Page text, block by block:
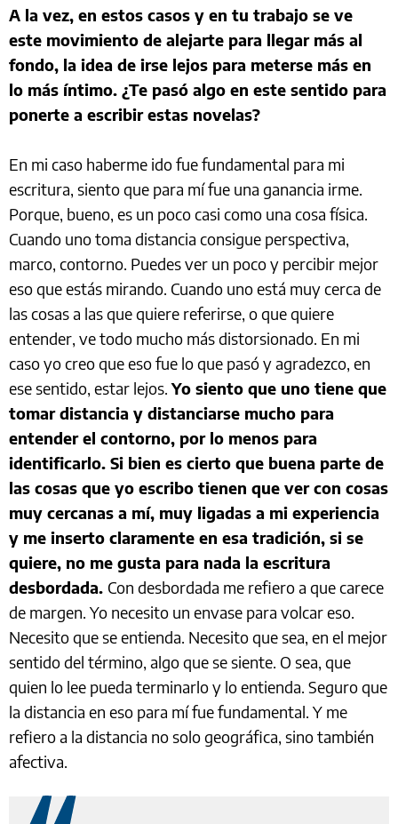
A la vez, en estos casos y en tu trabajo se ve
este movimiento de alejarte para llegar más al
fondo, la idea de irse lejos para meterse más en
lo más íntimo. ¿Te pasó algo en este sentido para
ponerte a escribir estas novelas?
En mi caso haberme ido fue fundamental para mi
escritura, siento que para mí fue una ganancia irme.
Porque, bueno, es un poco casi como una cosa física.
Cuando uno toma distancia consigue perspectiva,
marco, contorno. Puedes ver un poco y percibir mejor
eso que estás mirando. Cuando uno está muy cerca de
las cosas a las que quiere referirse, o que quiere
entender, ve todo mucho más distorsionado. En mi
caso yo creo que eso fue lo que pasó y agradezco, en
ese sentido, estar lejos.Yo siento que uno tiene que
tomar distancia y distanciarse mucho para
entender el contorno, por lo menos para
identificarlo. Si bien es cierto que buena parte de
las cosas que yo escribo tienen que ver con cosas
muy cercanas a mí, muy ligadas a mi experiencia
y me inserto claramente en esa tradición, si se
quiere, no me gusta para nada la escritura
desbordada. Con desbordada me refiero a que carece
de margen. Yo necesito un envase para volcar eso.
Necesito que se entienda. Necesito que sea, en el mejor
sentido del término, algo que se siente. O sea, que
quien lo lee pueda terminarlo y lo entienda. Seguro que
la distancia en eso para mí fue fundamental. Y me
refiero a la distancia no solo geográfica, sino también
afectiva.